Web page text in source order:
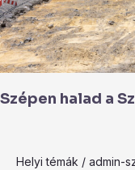
Szépen halad a
Helyi témák / admin-